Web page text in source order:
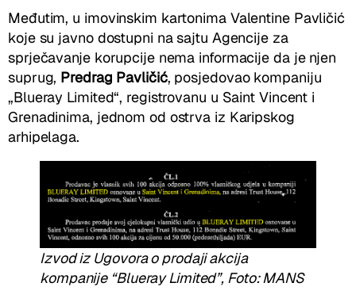
Međutim, u imovinskim kartonima Valentine Pavličić
koje su javno dostupni na sajtu Agencije za
sprječavanje korupcije nema informacije da je njen
suprug, Predrag Pavličić, posjedovao kompaniju
„Blueray Limited“, registrovanu u Saint Vincent i
Grenadinima, jednom od ostrva iz Karipskog
arhipelaga.
Izvod iz Ugovora o prodaji akcija
kompanije “Blueray Limited”, Foto: MANS